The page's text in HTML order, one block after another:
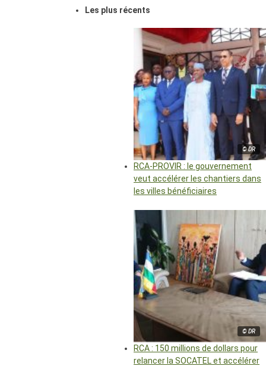
Les plus récents
© DR
RCA-PROVIR : le gouvernement
veut accélérer les chantiers dans
les villes bénéficiaires
© DR
RCA : 150 millions de dollars pour
relancer la SOCATEL et accélérer